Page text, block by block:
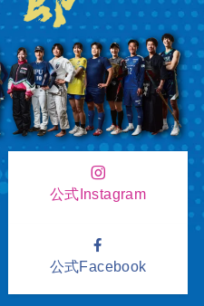
公式Instagram
公式Facebook